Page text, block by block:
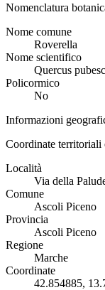
Nomenclatura
Nome comune
Roverella
Nome scientifico
Quercus
Policormico
No
Informazioni
Coordinate territoriali
Località
Via della
Comune
Ascoli Piceno
Provincia
Ascoli Piceno
Regione
Marche
Coordinate
42.854885,